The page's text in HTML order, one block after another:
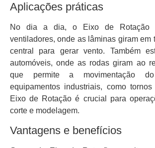
Aplicações práticas
No dia a dia, o Eixo de Rotação
ventiladores, onde as lâminas giram em
central para gerar vento. Também
automóveis, onde as rodas giram ao
que permite a movimentação
equipamentos industriais, como
Eixo de Rotação é crucial para
corte e modelagem.
Vantagens e benefícios